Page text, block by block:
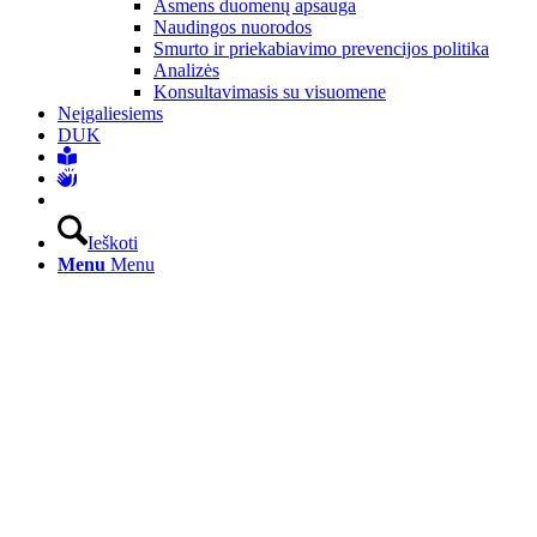
Asmens duomenų apsauga
Naudingos nuorodos
Smurto ir priekabiavimo prevencijos politika
Analizės
Konsultavimasis su visuomene
Neįgaliesiems
DUK
Ieškoti
Menu Menu